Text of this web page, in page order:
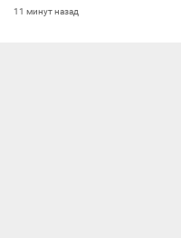
11 минут назад